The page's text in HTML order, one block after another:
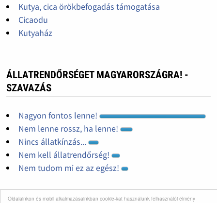
Oldalainkon és mobil alkalmazásainkban cookie-kat használunk felhasználói élmény
Kutya, cica örökbefogadás támogatása
Cicaodu
Kutyaház
ÁLLATRENDŐRSÉGET MAGYARORSZÁGRA! -
SZAVAZÁS
Nagyon fontos lenne!
Nem lenne rossz, ha lenne!
Nincs állatkínzás...
Nem kell állatrendőrség!
Nem tudom mi ez az egész!